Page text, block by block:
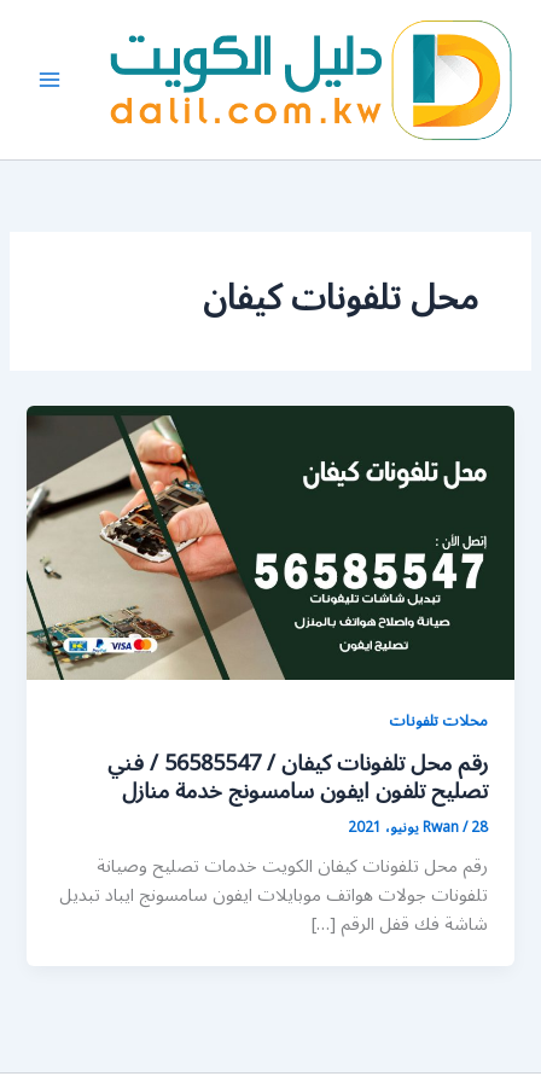
المحتوى
محل تلفونات كيفان
محلات تلفونات
رقم محل تلفونات كيفان / 56585547 / فني
تصليح تلفون ايفون سامسونج خدمة منازل
Rwan/28 يونيو، 2021
رقم محل تلفونات كيفان الكويت خدمات تصليح وصيانة
تلفونات جولات هواتف موبايلات ايفون سامسونج ايباد تبديل
شاشة فك قفل الرقم […]